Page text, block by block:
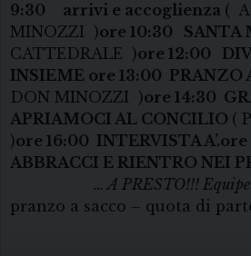
9:30
arrivi e accoglienza (
MINOZZI )ore 10:30 SANTA
CATTEDRALE )ore 12:00
INSIEME ore 13:00 PRANZO
DON MINOZZI )ore 14:30
APRIAMOCI AL CONCILIO (
)ore 16:00 INTERVISTA A’.ore
ABBRACCI E RIENTRO NEI
… A PRESTO!!! Equipe
pranzo a sacco – quota di